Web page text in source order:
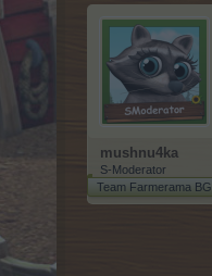
mushnu4ka
S-Moderator
Team Farmerama BG